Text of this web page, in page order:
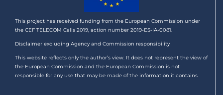
This project has received funding from the European Commission under
the CEF TELECOM Calls 2019, action number 2019-ES-IA-0081.
Disclaimer excluding Agency and Commission responsibility
This website reflects only the author’s view. It does not represent the view of
the European Commission and the European Commission is not
responsible for any use that may be made of the information it contains